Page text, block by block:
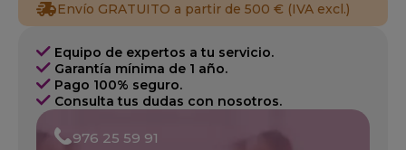
Envío GRATUITO a partir de 500 € (IVA excl.)
Equipo de expertos a tu servicio.
Garantía mínima de 1 año.
Pago 100% seguro.
Consulta tus dudas con nosotros.
976 25 59 91